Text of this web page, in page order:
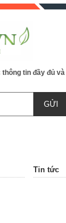
tin đầy đủ và
GỬI
Tin tức